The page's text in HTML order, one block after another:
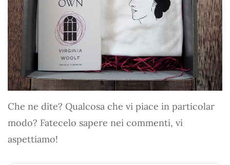
Che ne dite? Qualcosa che vi piace in particolar
modo? Fatecelo sapere nei commenti, vi
aspettiamo!